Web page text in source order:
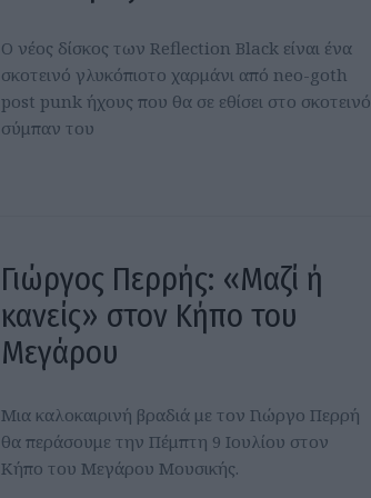
Ο νέος δίσκος των Reflection Black είναι ένα
σκοτεινό γλυκόπιοτο χαρμάνι από neo-goth
post punk ήχους που θα σε εθίσει στο σκοτεινό
σύμπαν του
Γιώργος Περρής: «Μαζί ή
κανείς» στον Κήπο του
Μεγάρου
Μια καλοκαιρινή βραδιά με τον Γιώργο Περρή
θα περάσουμε την Πέμπτη 9 Ιουλίου στον
Κήπο του Μεγάρου Μουσικής.